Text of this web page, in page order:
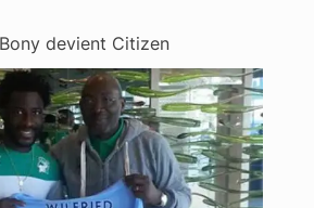
devient Citizen